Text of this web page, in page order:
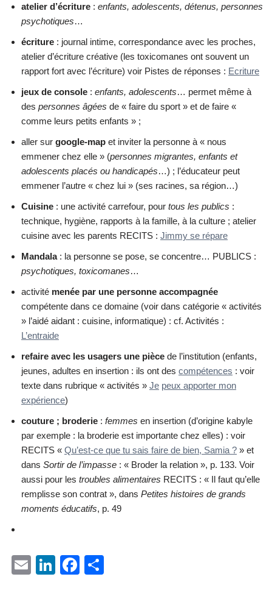
atelier d’écriture : enfants, adolescents, détenus, personnes
psychotiques…
écriture : journal intime, correspondance avec les proches,
atelier d’écriture créative (les toxicomanes ont souvent un
rapport fort avec l’écriture) voir Pistes de réponses : Ecriture
jeux de console : enfants, adolescents… permet même à
des personnes âgées de « faire du sport » et de faire «
comme leurs petits enfants » ;
aller sur google-map et inviter la personne à « nous
emmener chez elle » (personnes migrantes, enfants et
adolescents placés ou handicapés…) ; l’éducateur peut
emmener l’autre « chez lui » (ses racines, sa région…)
Cuisine : une activité carrefour, pour tous les publics :
technique, hygiène, rapports à la famille, à la culture ; atelier
cuisine avec les parents RECITS : Jimmy se répare
Mandala : la personne se pose, se concentre… PUBLICS :
psychotiques, toxicomanes…
activité menée par une personne accompagnée
compétente dans ce domaine (voir dans catégorie « activités
» l’aidé aidant : cuisine, informatique) : cf. Activités :
L’entraide
refaire avec les usagers une pièce de l’institution (enfants,
jeunes, adultes en insertion : ils ont des compétences : voir
texte dans rubrique « activités » Je peux apporter mon
expérience)
couture ; broderie : femmes en insertion (d’origine kabyle
par exemple : la broderie est importante chez elles) : voir
RECITS « Qu’est-ce que tu sais faire de bien, Samia ? » et
dans Sortir de l’impasse : « Broder la relation », p. 133. Voir
aussi pour les troubles alimentaires RECITS : « Il faut qu’elle
remplisse son contrat », dans Petites histoires de grands
moments éducatifs, p. 49
E
Li
F